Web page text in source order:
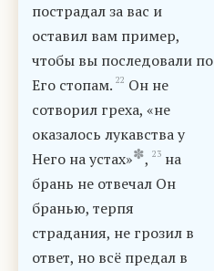
пострадал за вас и
оставил вам пример,
чтобы вы последовали по
Его стопам. 22 Он не
сотворил греха, «не
оказалось лукавства у
Него на устах»✽, 23 на
брань не отвечал Он
бранью, терпя
страдания, не грозил в
ответ, но всё предал в